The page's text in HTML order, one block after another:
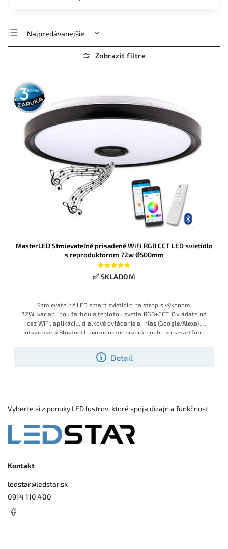
Najpredávanejšie
Najlacnejšie
Najdrahšie
Abecedne
3 roky
záruka
MasterLED Stmievateľné prisadené WiFi RGB CCT LED svietidlo
s reproduktorom 72w Ø500mm
✅ SKLADOM
Detail
Stmievateľné LED smart svietidlo na strop svýkonom
72W, variabilnou farbou a teplotou svetla RGB+CCT. Ovládateľné
cez WiFi, aplikáciu, diaľkové ovládanie aj hlas (Google/Alexa).
Integrovaný Bluetooth reproduktor prehrá hudbu zo smartfónu
kuchyne či akoko
Vyberte si z ponuky LED lustrov, ktoré spoja dizajn a funkčnosť.
Kontakt
ledstar@ledstar.sk
0914 110 400